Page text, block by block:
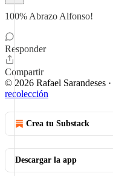
100% Abrazo Alfonso!
Responder
Compartir
© 2026 Rafael Sarandeses ·
recolección
Crea tu Substack
Descargar la app